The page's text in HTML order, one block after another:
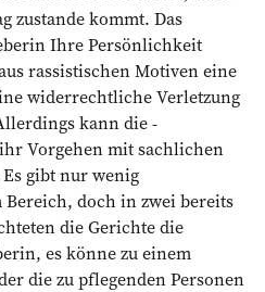
zustande kommt. Das
Ihre Persönlichkeit
rassistischen Motiven eine
widerrechtliche Verletzung
kann die
Vorgehen mit sachlichen
gibt nur wenig
doch in zwei bereits
die Gerichte die
es könne zu ­einem
die zu pflegenden Personen